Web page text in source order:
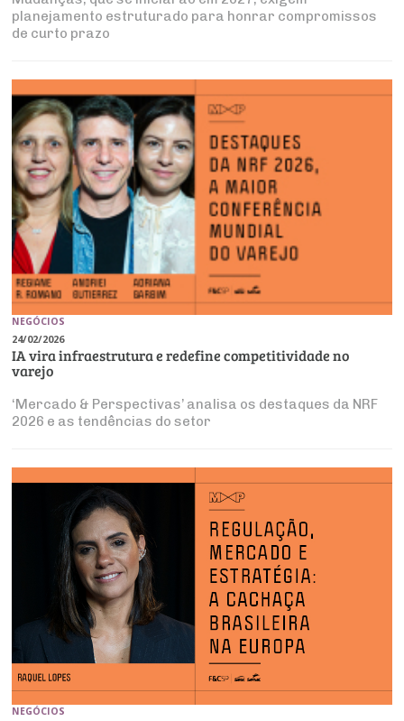
planejamento estruturado para honrar compromissos
de curto prazo
NEGÓCIOS
24/02/2026
IA vira infraestrutura e redefine competitividade no
varejo
‘Mercado & Perspectivas’ analisa os destaques da NRF
2026 e as tendências do setor
NEGÓCIOS